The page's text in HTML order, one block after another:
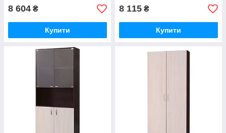
8 604 ₴
Купити
8 115 ₴
Купити